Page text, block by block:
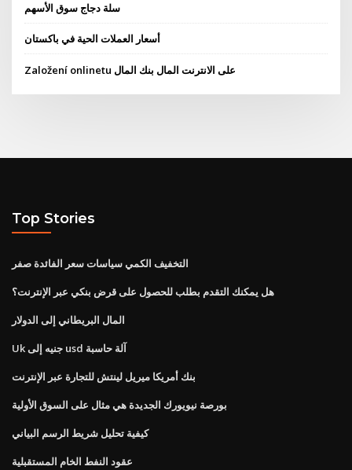
سلة دجاج سوق الأسهم
أسعار العملات الحية في باكستان
Založení onlinetu على الانترنت المال بنك المال
Top Stories
التخفيف الكمي سياسات سعر الفائدة صفر
هل يمكنك التقدم بطلب للحصول على قرض بنكي عبر الإنترنت؟
المال البريطاني إلى الدولار
Uk جنيه إلى usd آلة حاسبة
بنك أمريكا ميريل لينتش للتجارة عبر الإنترنت
بورصة نيويورك الجديدة هي مثال على السوق الأولية
كيفية تحليل شريط الرسم البياني
عقود النفط الخام المستقبلية